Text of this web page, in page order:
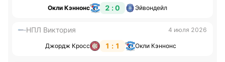
Окли Кэннонс 2 : 0 Эйвондейл
НПЛ Виктория 4 июля 2026
Джордж Кросс 1 : 1 Окли Кэннонс